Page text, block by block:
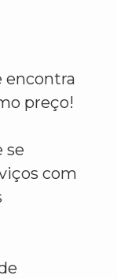
encontra
preço!
se
com